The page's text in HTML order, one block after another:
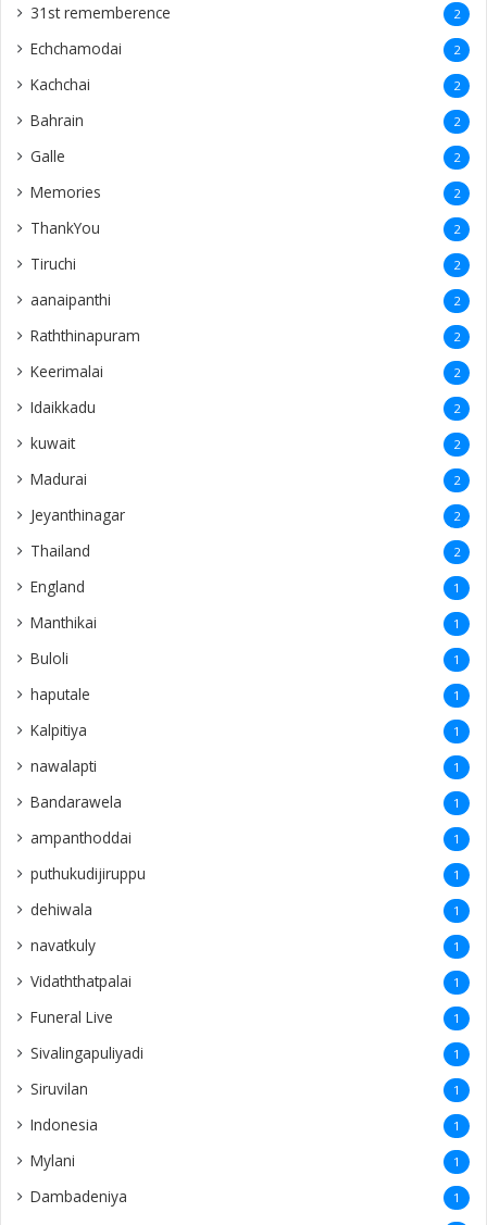
31st rememberence 2
Echchamodai 2
Kachchai 2
Bahrain 2
Galle 2
Memories 2
ThankYou 2
Tiruchi 2
aanaipanthi 2
Raththinapuram 2
Keerimalai 2
Idaikkadu 2
kuwait 2
Madurai 2
Jeyanthinagar 2
Thailand 2
England 1
Manthikai 1
Buloli 1
haputale 1
Kalpitiya 1
nawalapti 1
Bandarawela 1
ampanthoddai 1
puthukudijiruppu 1
dehiwala 1
navatkuly 1
Vidaththatpalai 1
Funeral Live 1
Sivalingapuliyadi 1
Siruvilan 1
Indonesia 1
Mylani 1
Dambadeniya 1